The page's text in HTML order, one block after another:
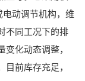
电动调节机构，维
不同工况下的排
化动态调整，
前库存充足，